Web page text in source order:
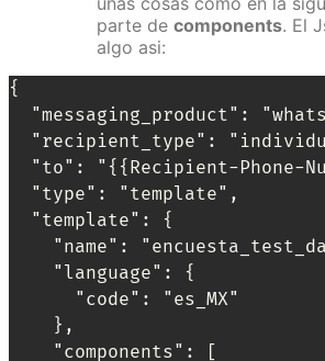
parte de components. El
algo asi:
{
"messaging_product":
"recipient_type":
"to": "{{Recipient-Phone-
  "type": "template",
  "template": {
"name":
    "language": {
      "code": "es_MX"
    },
    "components": [